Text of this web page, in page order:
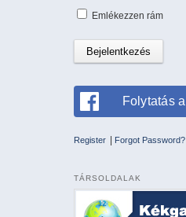
Emlékezzen rám
Folytatás a
Register Forgot Password?
TÁRSOLDALAK